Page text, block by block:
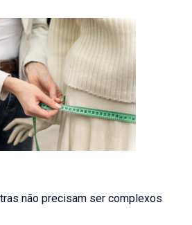
não precisam ser complexos